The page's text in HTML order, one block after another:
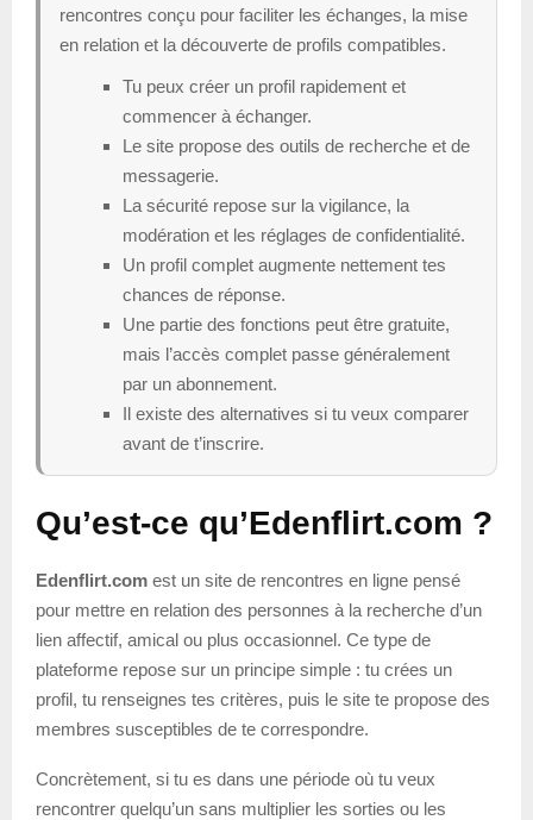
rencontres conçu pour faciliter les échanges, la mise
en relation et la découverte de profils compatibles.
Tu peux créer un profil rapidement et
commencer à échanger.
Le site propose des outils de recherche et de
messagerie.
La sécurité repose sur la vigilance, la
modération et les réglages de confidentialité.
Un profil complet augmente nettement tes
chances de réponse.
Une partie des fonctions peut être gratuite,
mais l’accès complet passe généralement
par un abonnement.
Il existe des alternatives si tu veux comparer
avant de t’inscrire.
Qu’est-ce qu’Edenflirt.com ?
Edenflirt.com est un site de rencontres en ligne pensé
pour mettre en relation des personnes à la recherche d’un
lien affectif, amical ou plus occasionnel. Ce type de
plateforme repose sur un principe simple : tu crées un
profil, tu renseignes tes critères, puis le site te propose des
membres susceptibles de te correspondre.
Concrètement, si tu es dans une période où tu veux
rencontrer quelqu’un sans multiplier les sorties ou les